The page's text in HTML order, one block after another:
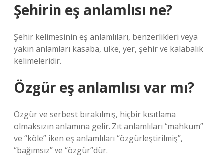
Şehirin eş anlamlısı ne?
Şehir kelimesinin eş anlamlıları, benzerlikleri veya
yakın anlamları kasaba, ülke, yer, şehir ve kalabalık
kelimeleridir.
Özgür eş anlamlısı var mı?
Özgür ve serbest bırakılmış, hiçbir kısıtlama
olmaksızın anlamına gelir. Zıt anlamlıları “mahkum”
ve “köle” iken eş anlamlıları “özgürleştirilmiş”,
“bağımsız” ve “özgür”dür.